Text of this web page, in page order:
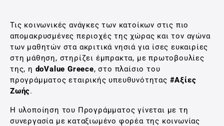
Τις κοινωνικές ανάγκες των κατοίκων στις πιο
απομακρυσμένες περιοχές της χώρας και τον αγώνα
των μαθητών στα ακριτικά νησιά για ίσες ευκαιρίες
στη μάθηση, στηρίζει έμπρακτα, με πρωτοβουλίες
της, η doValue Greece, στο πλαίσιο του
προγράμματος εταιρικής υπευθυνότητας #Αξίες
Ζωής.
Η υλοποίηση του Προγράμματος γίνεται με τη
συνεργασία με καταξιωμένο φορέα της κοινωνίας